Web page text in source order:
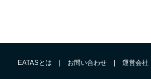
EATASとは ｜ お問い合わせ ｜ 運営会社